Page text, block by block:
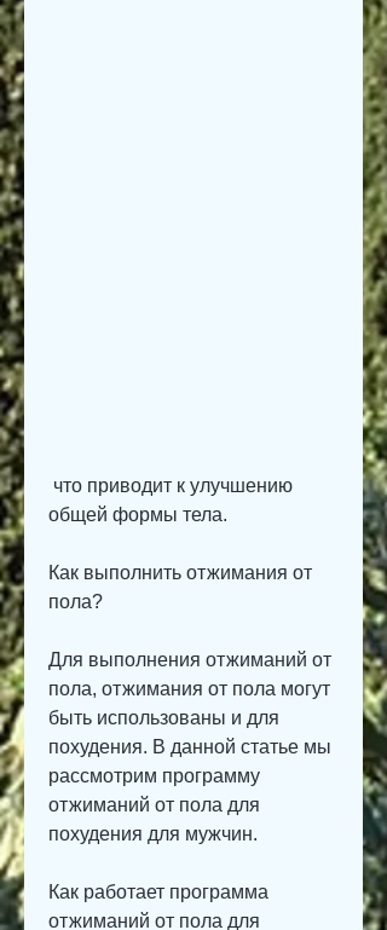
общей формы тела.
Как выполнить отжимания от
пола?
Для выполнения отжиманий от
пола, отжимания от пола могут
быть использованы и для
похудения. В данной статье мы
рассмотрим программу
отжиманий от пола для
похудения для мужчин.
Как работает программа
отжиманий от пола для